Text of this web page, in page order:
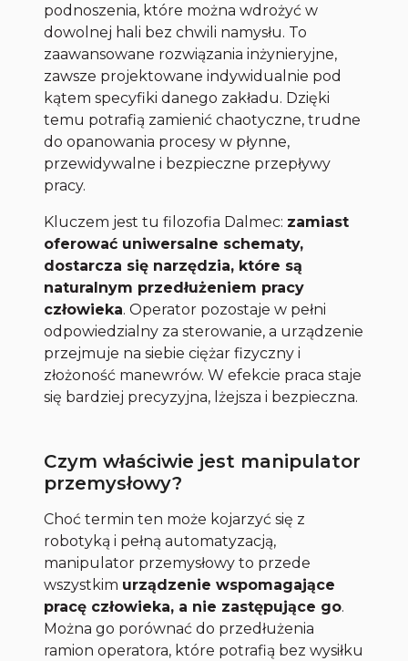
podnoszenia, które można wdrożyć w
dowolnej hali bez chwili namysłu. To
zaawansowane rozwiązania inżynieryjne,
zawsze projektowane indywidualnie pod
kątem specyfiki danego zakładu. Dzięki
temu potrafią zamienić chaotyczne, trudne
do opanowania procesy w płynne,
przewidywalne i bezpieczne przepływy
pracy.
Kluczem jest tu filozofia Dalmec: zamiast
oferować uniwersalne schematy,
dostarcza się narzędzia, które są
naturalnym przedłużeniem pracy
człowieka. Operator pozostaje w pełni
odpowiedzialny za sterowanie, a urządzenie
przejmuje na siebie ciężar fizyczny i
złożoność manewrów. W efekcie praca staje
się bardziej precyzyjna, lżejsza i bezpieczna.
Czym właściwie jest manipulator
przemysłowy?
Choć termin ten może kojarzyć się z
robotyką i pełną automatyzacją,
manipulator przemysłowy to przede
wszystkim urządzenie wspomagające
pracę człowieka, a nie zastępujące go.
Można go porównać do przedłużenia
ramion operatora, które potrafią bez wysiłku